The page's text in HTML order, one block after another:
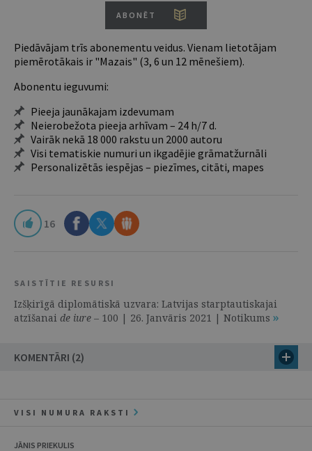
ABONĒT
Piedāvājam trīs abonementu veidus. Vienam lietotājam
piemērotākais ir "Mazais" (3, 6 un 12 mēnešiem).
Abonentu ieguvumi:
Pieeja jaunākajam izdevumam
Neierobežota pieeja arhīvam – 24 h/7 d.
Vairāk nekā 18 000 rakstu un 2000 autoru
Visi tematiskie numuri un ikgadējie grāmatžurnāli
Personalizētās iespējas – piezīmes, citāti, mapes
16
SAISTĪTIE RESURSI
Izšķirīgā diplomātiskā uzvara: Latvijas starptautiskajai
atzīšanai de iure – 100 | 26. Janvāris 2021 | Notikums
KOMENTĀRI (2)
VISI NUMURA RAKSTI
JĀNIS PRIEKULIS